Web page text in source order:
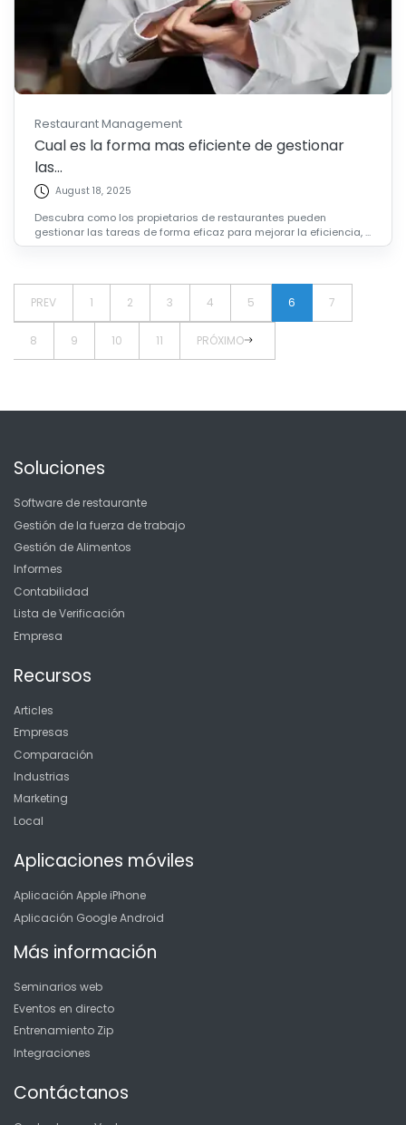
Restaurant Management
Cual es la forma mas eficiente de gestionar
las...
August 18, 2025
Descubra como los propietarios de restaurantes pueden
gestionar las tareas de forma eficaz para mejorar la eficiencia, ...
PREV 1 2 3 4 5 6 7
8 9 10 11 PRÓXIMO
Soluciones
Software de restaurante
Gestión de la fuerza de trabajo
Gestión de Alimentos
Informes
Contabilidad
Lista de Verificación
Empresa
Recursos
Articles
Empresas
Comparación
Industrias
Marketing
Local
Aplicaciones móviles
Aplicación Apple iPhone
Aplicación Google Android
Más información
Seminarios web
Eventos en directo
Entrenamiento Zip
Integraciones
Contáctanos